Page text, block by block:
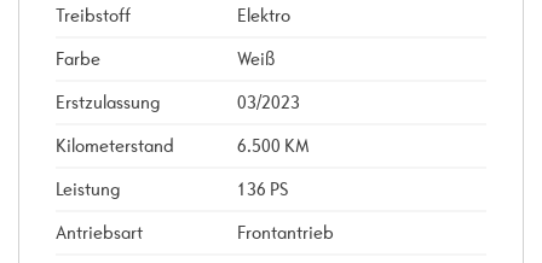
Treibstoff
Elektro
Farbe
Weiß
Erstzulassung
03/2023
Kilometerstand
6.500 KM
Leistung
136 PS
Antriebsart
Frontantrieb